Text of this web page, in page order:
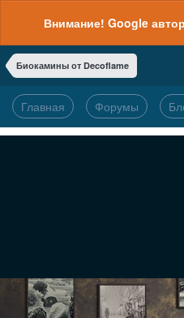
Внимание! Google
Биокамины от Decoflame
Главная Форумы